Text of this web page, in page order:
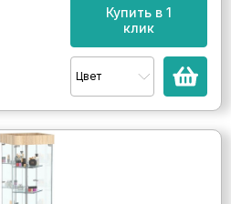
Купить в 1
клик
Цвет